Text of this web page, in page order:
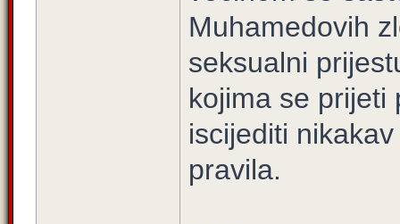
Muhamedovih
seksualni
kojima se prijeti
iscijediti
pravila.